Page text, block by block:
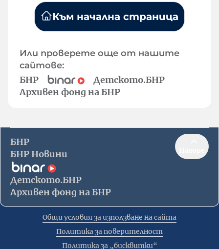
Към начална страница
Или проверете още от нашите
сайтове:
БНР
Детското.БНР
Архивен фонд на БНР
БНР
БНР Новини
Детското.БНР
Архивен фонд на БНР
Общи условия за използване на сайта
Политика за поверителност
Политика за „бисквитки“